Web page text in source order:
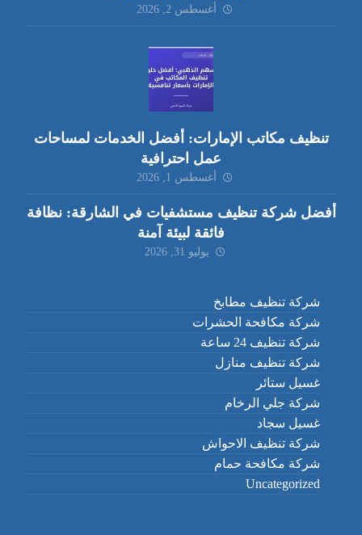
أغسطس 2, 2026
تنظيف مكاتب الإمارات: أفضل الخدمات لمساحات
عمل احترافية
أغسطس 1, 2026
أفضل شركة تنظيف مستشفيات في الشارقة: نظافة
فائقة لبيئة آمنة
يوليو 31, 2026
شركة تنظيف مطابخ
شركة مكافحة الحشرات
شركة تنظيف 24 ساعة
شركة تنظيف منازل
غسيل ستائر
شركة جلي الرخام
غسيل سجاد
شركة تنظيف الاحواش
شركة مكافحة حمام
Uncategorized